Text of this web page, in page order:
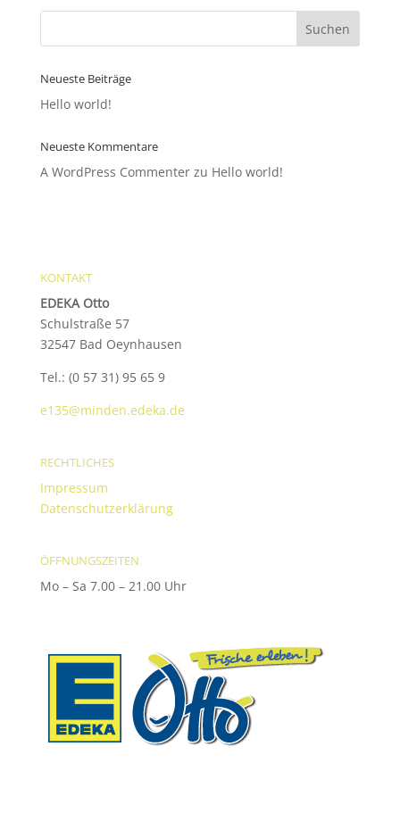
Neueste Beiträge
Hello world!
Neueste Kommentare
A WordPress Commenterzu Hello world!
KONTAKT
EDEKA Otto
Schulstraße 57
32547 Bad Oeynhausen
Tel.: (0 57 31) 95 65 9
e135@minden.edeka.de
RECHTLICHES
Impressum
Datenschutzerklärung
ÖFFNUNGSZEITEN
Mo – Sa 7.00 – 21.00 Uhr